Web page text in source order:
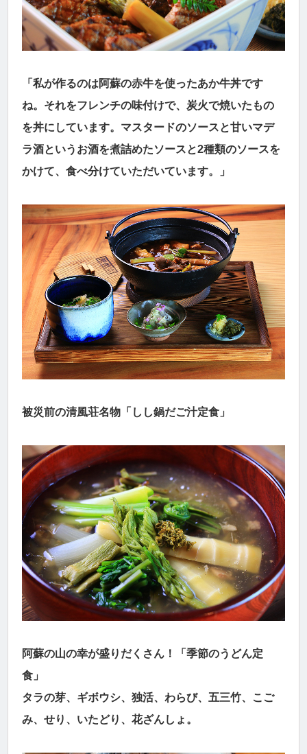
「私が作るのは阿蘇の赤牛を使ったあか牛丼です
ね。それをフレンチの味付けで、炭火で焼いたもの
を丼にしています。マスタードのソースと甘いマデ
ラ酒というお酒を煮詰めたソースと2種類のソースを
かけて、食べ分けていただいています。」
被災前の清風荘名物「しし鍋だご汁定食」
阿蘇の山の幸が盛りだくさん！「季節のうどん定
食」
タラの芽、ギボウシ、独活、わらび、五三竹、こご
み、せり、いたどり、花ざんしょ。